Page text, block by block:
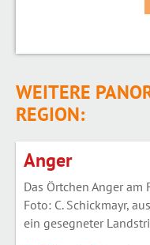
WEITERE
REGION:
Anger
Das Örtchen Anger
Foto: C. Schickmayr,
ein gesegneter